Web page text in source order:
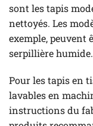
sont les tapis
nettoyés. Les
exemple, peuvent
serpillière humide.
Pour les tapis en
lavables en
instructions du